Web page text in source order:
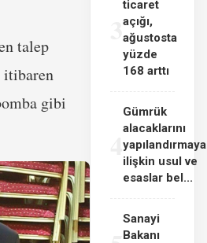
talep
itibaren
gibi
3
ticaret
açığı,
ağustosta
yüzde
168 arttı
4
Gümrük
alacaklarını
yapılandırmaya
ilişkin usul ve
esaslar bel...
Sanayi
Bakanı